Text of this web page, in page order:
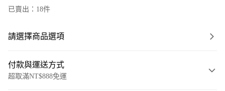
已賣出：18件
請選擇商品選項
付款與運送方式
超取滿NT$888免運